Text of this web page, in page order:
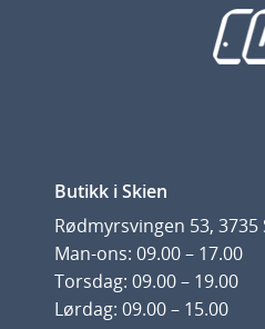
Butikk i Skien
Rødmyrsvingen 53, 3735
Man-ons: 09.00 – 17.00
Torsdag: 09.00 – 19.00
Lørdag: 09.00 – 15.00